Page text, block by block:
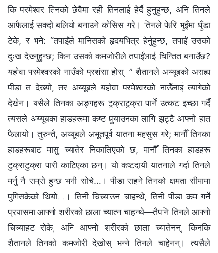
कि परमेश्‍वर तिनको छेवैमा रही तिनलाई हेर्दै हुनुहुन्छ, अनि तिनले
आफैलाई सक्दो बलियो बनाउने कोसिस गरे। तिनले फेरि भुइँमा घुँडा
टेके, र भने: “तपाईंले मानिसको हृदयभित्र हेर्नुहुन्छ, तपाईं उसको
दुःख देख्‍नुहुन्छ; किन उसको कमजोरीले तपाईंलाई चिन्तित बनाउँछ?
यहोवा परमेश्‍वरको नाउँको प्रशंसा होस्।” शैतानले अय्यूबको असह्य
पीडा त देख्यो, तर अय्यूबले यहोवा परमेश्‍वरको नाउँलाई त्यागेको
देखेन। यसैले तिनका अङ्गहरू टुक्राटुक्रा पार्ने उत्कट इच्‍छा गर्दै
त्यसले अय्यूबका हाडहरूमा कष्ट पुर्‍याउनका लागि झट्टै आफ्नो हात
फैलायो। तुरुन्तै, अय्यूबले अभूतपूर्व यातना महसुस गरे; मानौँ तिनका
हाडहरूबाट मासु च्यातेर निकालिएको छ, मानौँ तिनका हाडहरू
टुक्राटुक्रा पारी काटिएका छन्। यो कष्टदायी यातनाले गर्दा तिनले
मर्नु नै राम्रो हुन्छ भनी सोचे…। पीडा सहने तिनको क्षमता सीमामा
पुगिसकेको थियो…। तिनी चिच्याउन चाहन्थे, तिनी पीडा कम गर्ने
प्रयासमा आफ्नो शरीरको छाला च्यात्‍न चाहन्थे—तैपनि तिनले आफ्‍नो
चिच्याहट रोके, अनि आफ्नो शरीरको छाला च्यातेनन्, किनकि
शैतानले तिनको कमजोरी देखोस् भन्‍ने तिनले चाहेनन्। त्यसैले